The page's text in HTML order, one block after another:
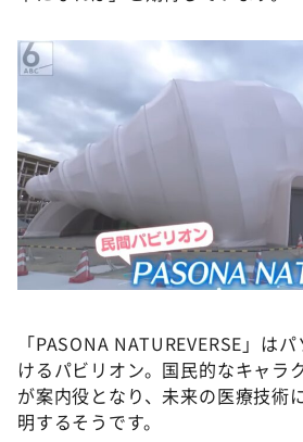
「PASONA NATUREVERSE」は
けるパビリオン。国民的なキャラ
が案内役となり、未来の医療技術
明するそうです。